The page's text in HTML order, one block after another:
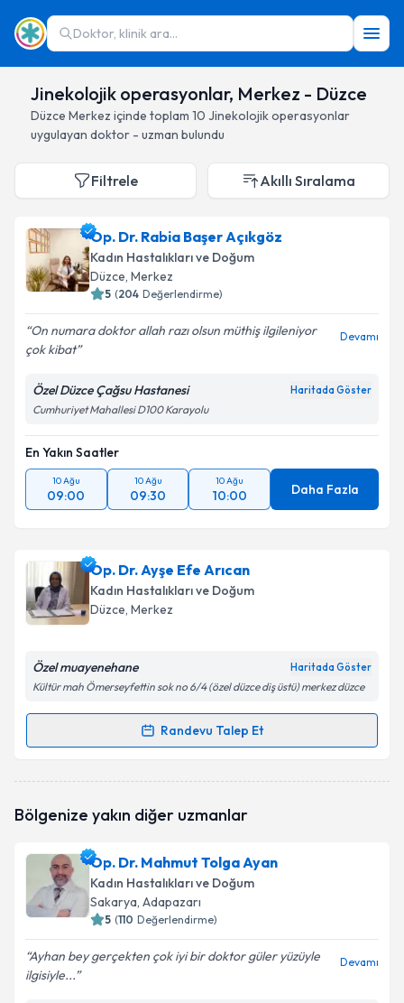
Doktor, klinik ara...
Jinekolojik operasyonlar, Merkez - Düzce
Düzce Merkez içinde toplam 10 Jinekolojik operasyonlar
uygulayan doktor - uzman bulundu
Filtrele Akıllı Sıralama
Op. Dr. Rabia Başer Açıkgöz
Kadın Hastalıkları ve Doğum
Düzce, Merkez
5 (204 Değerlendirme)
On numara doktor allah razı olsun müthiş ilgileniyor
çok kibat
Devamı
Özel Düzce Çağsu Hastanesi Haritada Göster
Cumhuriyet Mahallesi D100 Karayolu
En Yakın Saatler
10 Ağu
09:00
10 Ağu
09:30
10 Ağu
10:00 Daha Fazla
Op. Dr. Ayşe Efe Arıcan
Kadın Hastalıkları ve Doğum
Düzce, Merkez
Özel muayenehane Haritada Göster
Kültür mah Ömerseyfettin sok no 6/4 (özel düzce diş üstü) merkez düzce
Randevu Talep Et
Randevu Takvimi Talebi
oluşturun. Size bu uzmandan randevu almanız için bir
E-posta Adresiniz
Kişisel verilerimin işlenmesine ilişkinAydınlatma
Bölgenize yakın diğer uzmanlar
Op. Dr. Mahmut Tolga Ayan
Kadın Hastalıkları ve Doğum
Sakarya, Adapazarı
5 (110 Değerlendirme)
Ayhan bey gerçekten çok iyi bir doktor güler yüzüyle
ilgisiyle...
Devamı